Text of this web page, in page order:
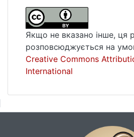
Якщо не вказано інше, ця
розповсюджується на
Creative Commons
International